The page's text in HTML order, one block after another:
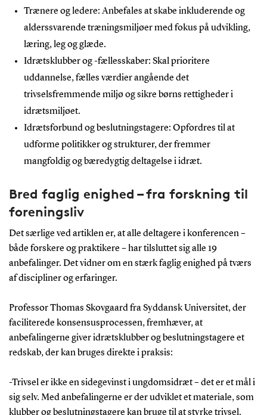
Trænere og ledere: Anbefales at skabe inkluderende og
alderssvarende træningsmiljøer med fokus på udvikling,
læring, leg og glæde.
Idrætsklubber og -fællesskaber: Skal prioritere
uddannelse, fælles værdier angående det
trivselsfremmende miljø og sikre børns rettigheder i
idrætsmiljøet.
Idrætsforbund og beslutningstagere: Opfordres til at
udforme politikker og strukturer, der fremmer
mangfoldig og bæredygtig deltagelse i idræt.
Bred faglig enighed – fra forskning til
foreningsliv
Det særlige ved artiklen er, at alle deltagere i konferencen –
både forskere og praktikere – har tilsluttet sig alle 19
anbefalinger. Det vidner om en stærk faglig enighed på tværs
af discipliner og erfaringer.
Professor Thomas Skovgaard fra Syddansk Universitet, der
faciliterede konsensusprocessen, fremhæver, at
anbefalingerne giver idrætsklubber og beslutningstagere et
redskab, der kan bruges direkte i praksis:
-Trivsel er ikke en sidegevinst i ungdomsidræt – det er et mål i
sig selv. Med anbefalingerne er der udviklet et materiale, som
klubber og beslutningstagere kan bruge til at styrke trivsel.